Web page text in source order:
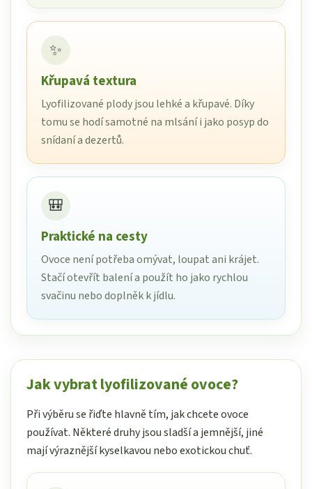
✨
Křupavá textura
Lyofilizované plody jsou lehké a křupavé. Díky
tomu se hodí samotné na mlsání i jako posyp do
snídaní a dezertů.
🎒
Praktické na cesty
Ovoce není potřeba omývat, loupat ani krájet.
Stačí otevřít balení a použít ho jako rychlou
svačinu nebo doplněk k jídlu.
Jak vybrat lyofilizované ovoce?
Při výběru se řiďte hlavně tím, jak chcete ovoce
používat. Některé druhy jsou sladší a jemnější, jiné
mají výraznější kyselkavou nebo exotickou chuť.